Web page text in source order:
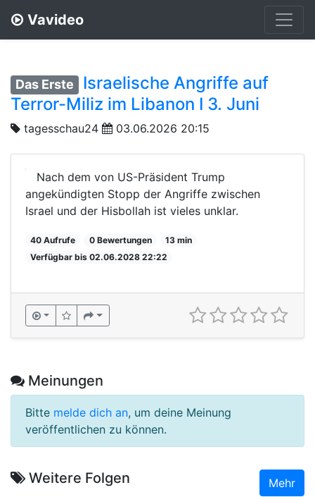
Vavideo
Das Erste
Israelische Angriffe auf
Terror-Miliz im Libanon I 3. Juni
tagesschau24 03.06.2026 20:15
Nach dem von US-Präsident Trump
angekündigten Stopp der Angriffe zwischen
Israel und der Hisbollah ist vieles unklar.
40 Aufrufe 0 Bewertungen
13 min
Verfügbar bis 02.06.2028 22:22
Meinungen
Bitte melde dich an, um deine Meinung
veröffentlichen zu können.
Weitere Folgen Mehr